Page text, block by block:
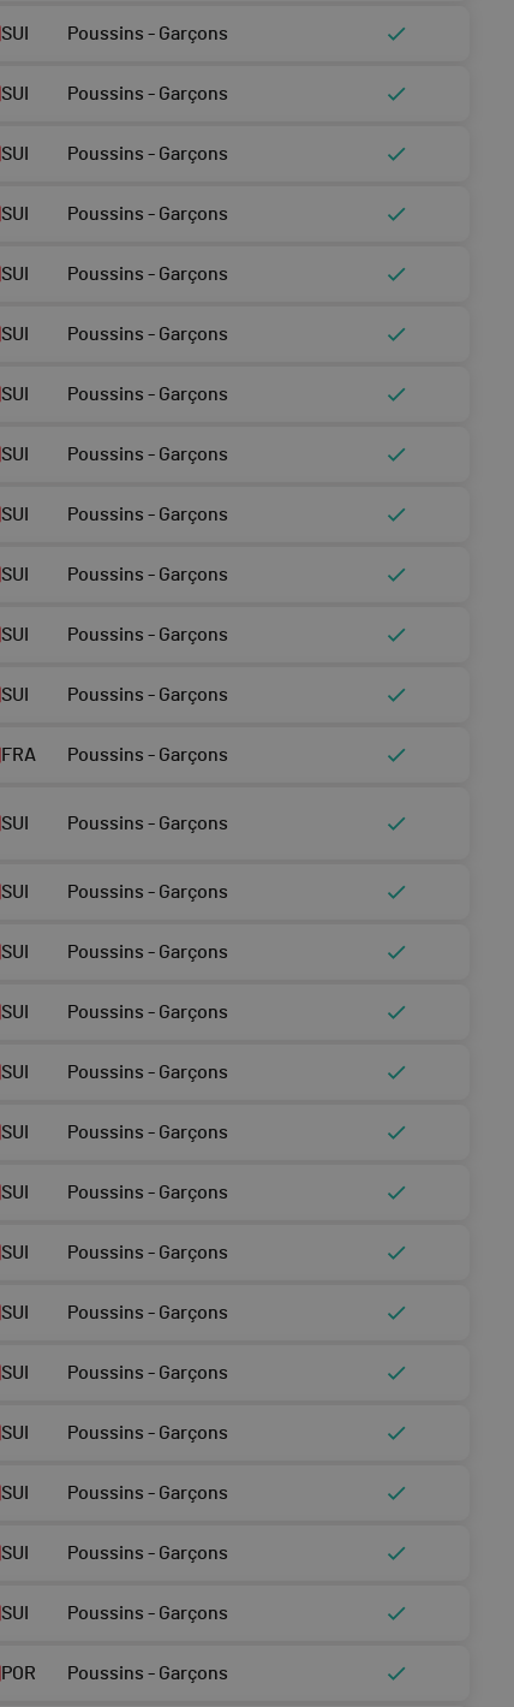
SUI Poussins - Garçons
SUI Poussins - Garçons
SUI Poussins - Garçons
SUI Poussins - Garçons
SUI Poussins - Garçons
SUI Poussins - Garçons
SUI Poussins - Garçons
SUI Poussins - Garçons
SUI Poussins - Garçons
SUI Poussins - Garçons
SUI Poussins - Garçons
SUI Poussins - Garçons
FRA Poussins - Garçons
SUI Poussins - Garçons
SUI Poussins - Garçons
SUI Poussins - Garçons
SUI Poussins - Garçons
SUI Poussins - Garçons
SUI Poussins - Garçons
SUI Poussins - Garçons
SUI Poussins - Garçons
SUI Poussins - Garçons
SUI Poussins - Garçons
SUI Poussins - Garçons
SUI Poussins - Garçons
SUI Poussins - Garçons
SUI Poussins - Garçons
POR Poussins - Garçons